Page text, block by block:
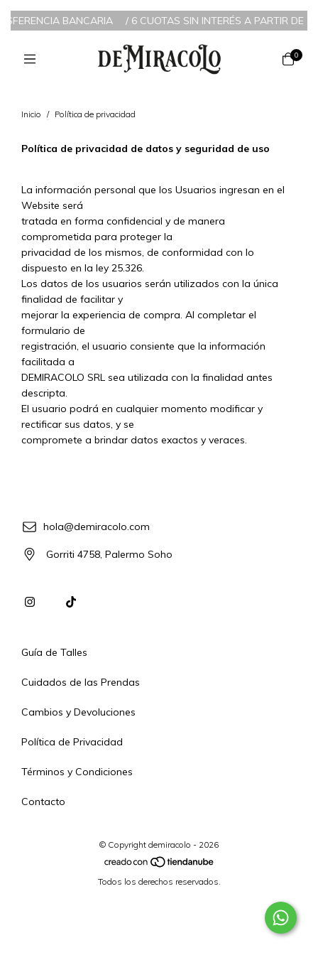
BANCARIA /6 CUOTAS SIN INTERÉS A PARTIR DE
0
Inicio / Política de privacidad
Política de privacidad de datos y seguridad de uso
La información personal que los Usuarios ingresan en el
Website será
tratada en forma confidencial y de manera
comprometida para proteger la
privacidad de los mismos, de conformidad con lo
dispuesto en la ley 25.326.
Los datos de los usuarios serán utilizados con la única
finalidad de facilitar y
mejorar la experiencia de compra. Al completar el
formulario de
registración, el usuario consiente que la información
facilitada a
DEMIRACOLO SRL sea utilizada con la finalidad antes
descripta.
El usuario podrá en cualquier momento modificar y
rectificar sus datos, y se
compromete a brindar datos exactos y veraces.
hola@demiracolo.com
Gorriti 4758, Palermo Soho
Guía de Talles
Cuidados de las Prendas
Cambios y Devoluciones
Política de Privacidad
Términos y Condiciones
Contacto
© Copyright demiracolo - 2026
Todos los derechos reservados.